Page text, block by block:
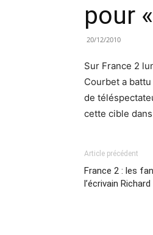
pour
20/12/2010
Sur France 2
Courbet a
de
cette cible
Article précédent
France 2 : les
l’écrivain